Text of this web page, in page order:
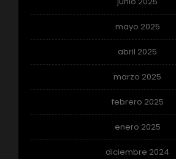
mayo 2025
abril 2025
marzo 2025
febrero 2025
enero 2025
diciembre 2024